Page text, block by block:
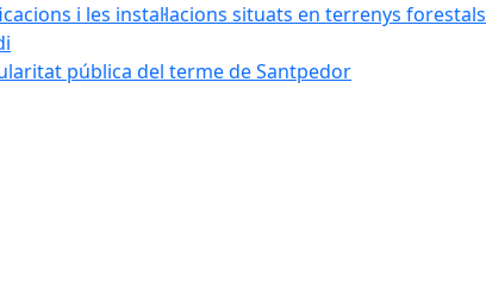
i les instal·lacions situats en terrenys forestals
pública del terme de Santpedor